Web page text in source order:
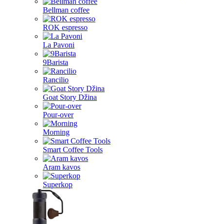
Bellman coffee
ROK espresso
La Pavoni
9Barista
Rancilio
Goat Story Džina
Pour-over
Morning
Smart Coffee Tools
Aram kavos
Superkop